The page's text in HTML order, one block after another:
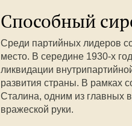
Способный
Среди партийных лидеров
место. В середине 1930-х
ликвидации
развития страны. В рамках
Сталина, одним из главных
вражеской руки.